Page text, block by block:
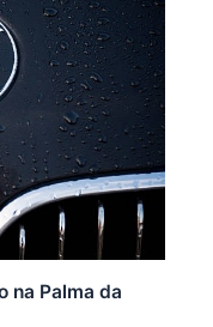
na Palma da